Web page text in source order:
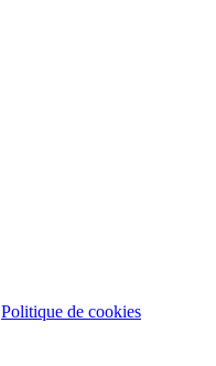
Politique de cookies